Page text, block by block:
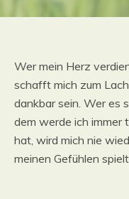
Wer mein Herz
schafft mich zum
dankbar sein. Wer es
dem werde ich immer
hat, wird mich nie
meinen Gefühlen